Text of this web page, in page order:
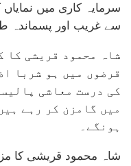
سرمایہ کاری میں
سے غریب اور پسماندہ
شاہ محمود قریشی کا
قرضوں میں ہو شربا
کی درست معاشی
میں گامزن کر رہے
ہونگے۔
شاہ محمود قریشی کا